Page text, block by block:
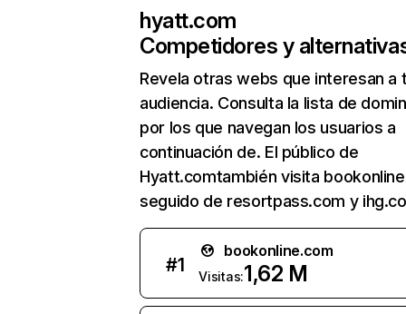
hyatt.com
Competidores y
Revela otras webs que interesan a
audiencia. Consulta la lista de
por los que navegan los usuarios a
continuación de. El público de
Hyatt.comtambién visita
seguido de resortpass.com y
#1
bookonline.com
Visitas:1,62 M